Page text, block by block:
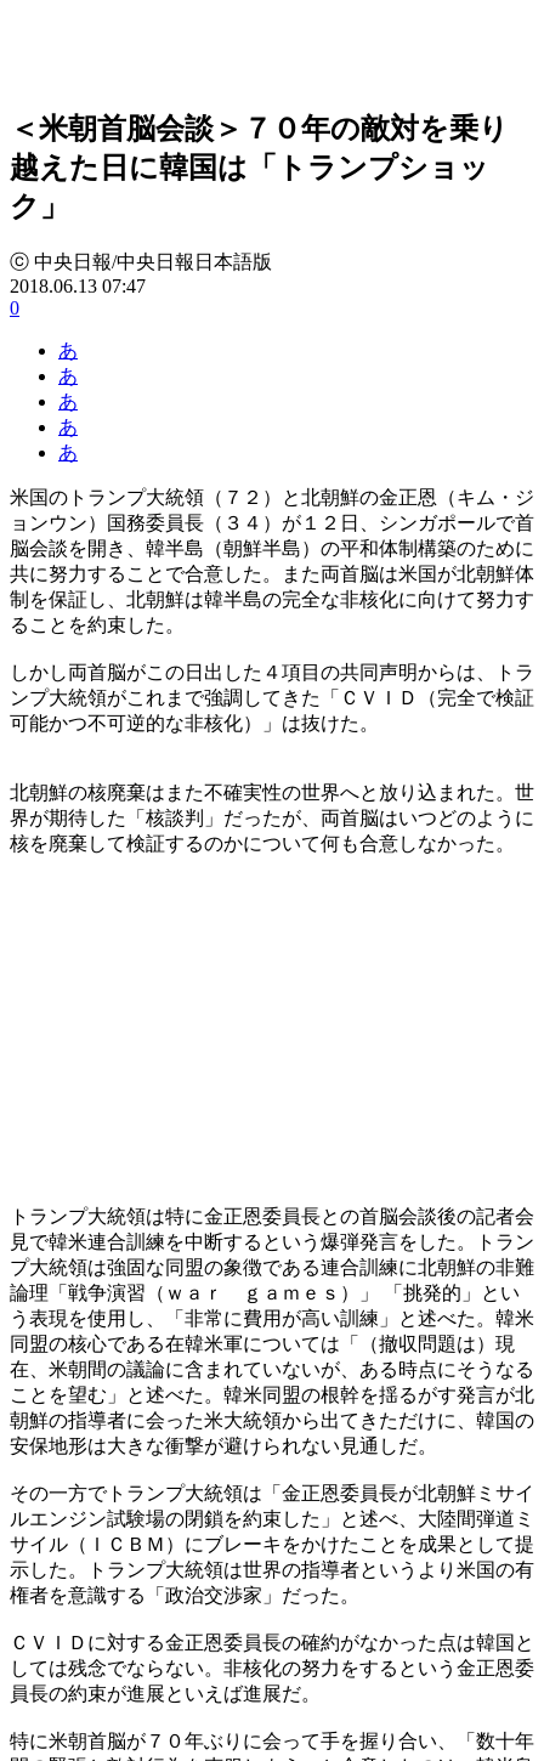
＜米朝首脳会談＞７０年の敵対を乗り
越えた日に韓国は「トランプショッ
ク」
ⓒ 中央日報/中央日報日本語版
2018.06.13 07:47
0
あ
あ
あ
あ
あ
米国のトランプ大統領（７２）と北朝鮮の金正恩（キム・ジ
ョンウン）国務委員長（３４）が１２日、シンガポールで首
脳会談を開き、韓半島（朝鮮半島）の平和体制構築のために
共に努力することで合意した。また両首脳は米国が北朝鮮体
制を保証し、北朝鮮は韓半島の完全な非核化に向けて努力す
ることを約束した。
しかし両首脳がこの日出した４項目の共同声明からは、トラ
ンプ大統領がこれまで強調してきた「ＣＶＩＤ（完全で検証
可能かつ不可逆的な非核化）」は抜けた。
北朝鮮の核廃棄はまた不確実性の世界へと放り込まれた。世
界が期待した「核談判」だったが、両首脳はいつどのように
核を廃棄して検証するのかについて何も合意しなかった。
トランプ大統領は特に金正恩委員長との首脳会談後の記者会
見で韓米連合訓練を中断するという爆弾発言をした。トラン
プ大統領は強固な同盟の象徴である連合訓練に北朝鮮の非難
論理「戦争演習（ｗａｒ ｇａｍｅｓ）」 「挑発的」とい
う表現を使用し、「非常に費用が高い訓練」と述べた。韓米
同盟の核心である在韓米軍については「（撤収問題は）現
在、米朝間の議論に含まれていないが、ある時点にそうなる
ことを望む」と述べた。韓米同盟の根幹を揺るがす発言が北
朝鮮の指導者に会った米大統領から出てきただけに、韓国の
安保地形は大きな衝撃が避けられない見通しだ。
その一方でトランプ大統領は「金正恩委員長が北朝鮮ミサイ
ルエンジン試験場の閉鎖を約束した」と述べ、大陸間弾道ミ
サイル（ＩＣＢＭ）にブレーキをかけたことを成果として提
示した。トランプ大統領は世界の指導者というより米国の有
権者を意識する「政治交渉家」だった。
ＣＶＩＤに対する金正恩委員長の確約がなかった点は韓国と
しては残念でならない。非核化の努力をするという金正恩委
員長の約束が進展といえば進展だ。
特に米朝首脳が７０年ぶりに会って手を握り合い、「数十年